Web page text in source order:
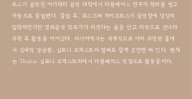
프스키 음악원 아카데미 음악 대학에서 더블베이스 연주자 학위를 받고
우등으로 졸업했다. 졸업 후, 모스크바 차이코프스키 음악원에 당당히
입학하였지만 영화음악 작곡가가 되겠다는 꿈을 안고 미국으로 건너와
유학 후 활동을 이어갔다. 러시아에서는 세계적으로 여러 유명한 홀에
서 실내악 앙상블, 심포니 오케스트라 멤버로 함께 공연한 바 있다. 현재
는 Thalia 심포니 오케스트라에서 더블베이스 악장으로 활동중이다.